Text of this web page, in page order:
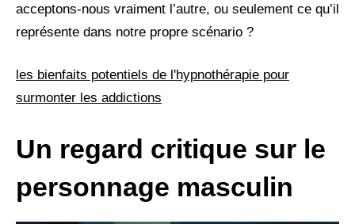
acceptons-nous vraiment l’autre, ou seulement ce qu’il
représente dans notre propre scénario ?
les bienfaits potentiels de l'hypnothérapie pour
surmonter les addictions
Un regard critique sur le
personnage masculin